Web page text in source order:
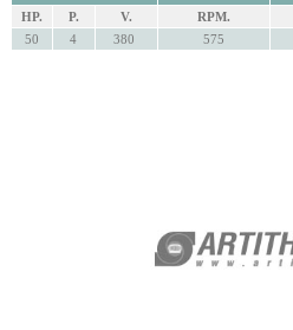
HP.
P. V. RPM.
50
4 380 575